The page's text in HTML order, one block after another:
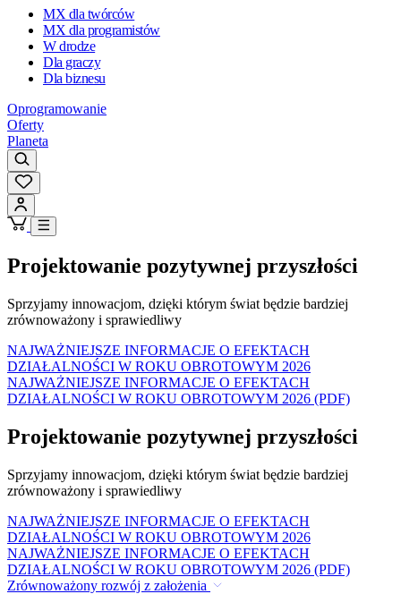
MX dla twórców
MX dla programistów
W drodze
Dla graczy
Dla biznesu
Oprogramowanie
Oferty
Planeta
Projektowanie pozytywnej przyszłości
Sprzyjamy innowacjom, dzięki którym świat będzie bardziej
zrównoważony i sprawiedliwy
NAJWAŻNIEJSZE INFORMACJE O EFEKTACH
DZIAŁALNOŚCI W ROKU OBROTOWYM 2026
NAJWAŻNIEJSZE INFORMACJE O EFEKTACH
DZIAŁALNOŚCI W ROKU OBROTOWYM 2026 (PDF)
Projektowanie pozytywnej przyszłości
Sprzyjamy innowacjom, dzięki którym świat będzie bardziej
zrównoważony i sprawiedliwy
NAJWAŻNIEJSZE INFORMACJE O EFEKTACH
DZIAŁALNOŚCI W ROKU OBROTOWYM 2026
NAJWAŻNIEJSZE INFORMACJE O EFEKTACH
DZIAŁALNOŚCI W ROKU OBROTOWYM 2026 (PDF)
Zrównoważony rozwój z założenia